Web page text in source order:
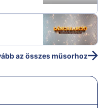
az összes műsorhoz